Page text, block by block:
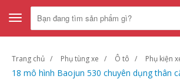
Toggle
navigation
Trang chủ Phụ tùng xe Ô tô Phụ kiện
18 mô hình Baojun 530 chuyên dụng thân